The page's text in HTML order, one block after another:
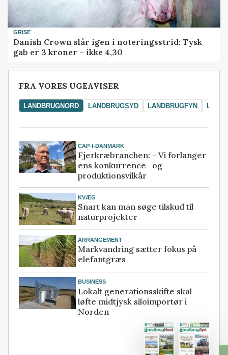
GRISE
Danish Crown slår igen i noteringsstrid: Tysk
gab er 3 kroner – ikke 4,30
FRA VORES UGEAVISER
LANDBRUGNORD LANDBRUGSYD LANDBRUGFYN
CAP-I-DANMARK
Fjerkræbranchen: - Vi forlanger
ens konkurrence- og
produktionsvilkår
KVÆG
Snart kan man søge tilskud til
naturprojekter
ARRANGEMENT
Markvandring sætter fokus på
elefantgræs
BUSINESS
Lokalt generationsskifte skal
løfte midtjysk siloimportør i
Norden